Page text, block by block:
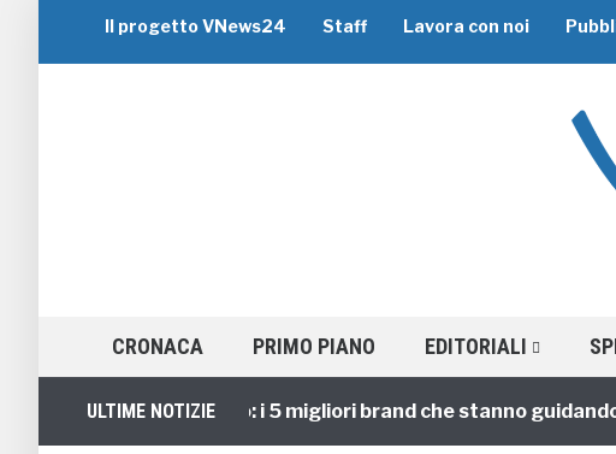
Il progetto VNews24 Staff Lavora con noi
CRONACA PRIMO PIANO EDITORIALI
ULTIME NOTIZIE
Viaggi di Gruppo: i 5 migliori brand che stanno guidando il